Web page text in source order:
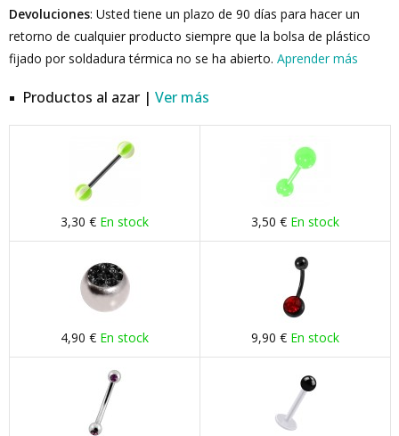
Devoluciones: Usted tiene un plazo de 90 días para hacer un
retorno de cualquier producto siempre que la bolsa de plástico
fijado por soldadura térmica no se ha abierto. Aprender más
Productos al azar | Ver más
3,30 € En stock 3,50 € En stock
4,90 € En stock 9,90 € En stock